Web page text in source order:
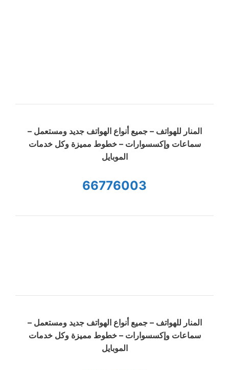
المنار للهواتف – جميع أنواع الهواتف جديد ومستعمل –
سماعات وإكسسوارات – خطوط مميزة وكل خدمات
الموبايل
66776003
المنار للهواتف – جميع أنواع الهواتف جديد ومستعمل –
سماعات وإكسسوارات – خطوط مميزة وكل خدمات
الموبايل